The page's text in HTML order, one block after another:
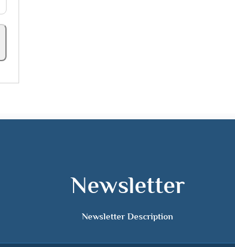
Newsletter
Newsletter Description